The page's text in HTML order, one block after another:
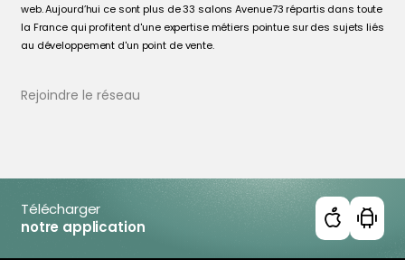
Coiffeur Salon hommes à Rezé
Coiffeur Salon hommes à Saint-Barthélemy-d'Anjou
Coiffeur Salon hommes à Thouars
Coiffeur Salon hommes en Côte-d'Or
Coiffeur Salon hommes en Maine-et-Loire
Coiffeur Salon hommes en Mayenne
Coiffeur Salon hommes en Orne
web. Aujourd’hui ce sont plus de 33 salons Avenue73 répartis dans toute
la France qui profitent d'une expertise métiers pointue sur des sujets liés
au développement d'un point de vente.
Rejoindre le réseau
Télécharger
notre application